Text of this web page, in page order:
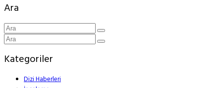
Ara
Kategoriler
Dizi Haberleri